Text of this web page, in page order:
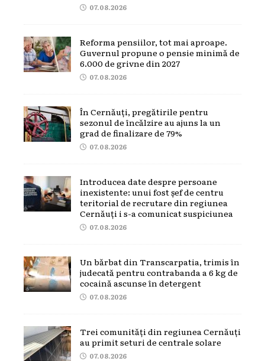
07.08.2026
Reforma pensiilor, tot mai aproape.
Guvernul propune o pensie minimă de
6.000 de grivne din 2027
07.08.2026
În Cernăuți, pregătirile pentru
sezonul de încălzire au ajuns la un
grad de finalizare de 79%
07.08.2026
Introducea date despre persoane
inexistente: unui fost șef de centru
teritorial de recrutare din regiunea
Cernăuți i s-a comunicat suspiciunea
07.08.2026
Un bărbat din Transcarpatia, trimis în
judecată pentru contrabanda a 6 kg de
cocaină ascunse în detergent
07.08.2026
Trei comunități din regiunea Cernăuți
au primit seturi de centrale solare
07.08.2026